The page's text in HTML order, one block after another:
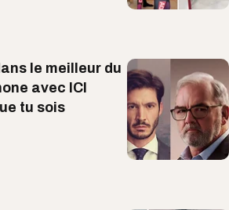
le meilleur du
avec ICI
tu sois